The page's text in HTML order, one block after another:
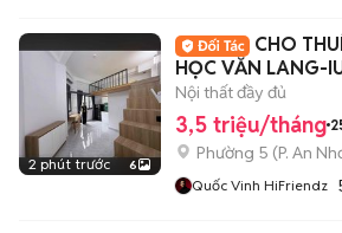
2 phút trước 6
CHO
HỌC VĂN LANG-
VĂN LƯỢNG
Nội thất đầy đủ
3,5 triệu/tháng
Phường 5 (P. An
Quốc Vinh HiFriendz